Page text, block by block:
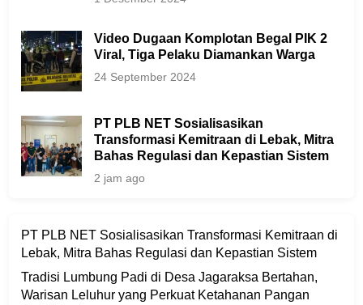
Video Dugaan Komplotan Begal PIK 2
Viral, Tiga Pelaku Diamankan Warga
24 September 2024
PT PLB NET Sosialisasikan
Transformasi Kemitraan di Lebak, Mitra
Bahas Regulasi dan Kepastian Sistem
2 jam ago
PT PLB NET Sosialisasikan Transformasi Kemitraan di
Lebak, Mitra Bahas Regulasi dan Kepastian Sistem
Tradisi Lumbung Padi di Desa Jagaraksa Bertahan,
Warisan Leluhur yang Perkuat Ketahanan Pangan